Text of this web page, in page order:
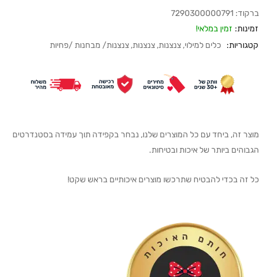
ברקוד: 7290300000791
זמינות: זמין במלאי!
קטגוריות:
כלים למילוי, צנצנות, צנצנות, צנצנות/ מבחנות /פחיות
מוצר זה, ביחד עם כל המוצרים שלנו, נבחר בקפידה תוך עמידה בסטנדרטים
הגבוהים ביותר של איכות ובטיחות.
כל זה בכדי להבטיח שתרכשו מוצרים איכותיים בראש שקט!